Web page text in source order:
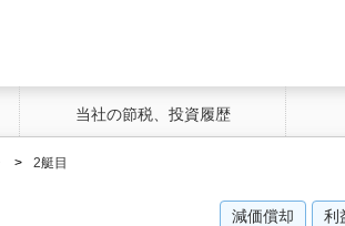
当社の節税、投資履歴
2艇目
減価償却 利